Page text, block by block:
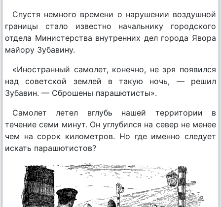
Спустя немного времени о нарушении воздушной
границы стало известно начальнику городского
отдела Министерства внутренних дел города Явора
майору Зубавину.
«Иностранный самолет, конечно, не зря появился
над советской землей в такую ночь, — решил
Зубавин. — Сброшены парашютисты».
Самолет летел вглубь нашей территории в
течение семи минут. Он углубился на север не менее
чем на сорок километров. Но где именно следует
искать парашютистов?